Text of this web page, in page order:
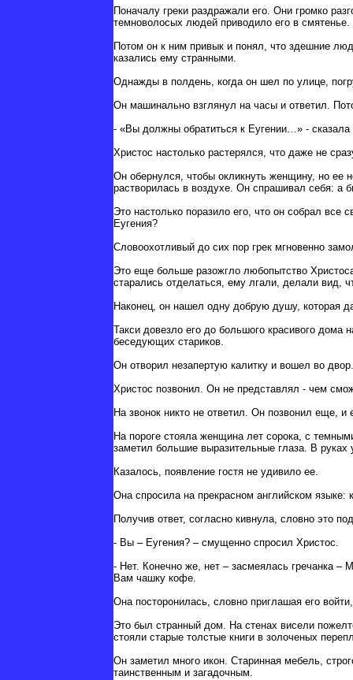
Поначалу греки раздражали его. Они громко
темноволосых людей приводило его в смятенье.
Потом он к ним привык и понял, что здешние
казались ему странными.
Однажды в полдень, когда он шел по улице,
Он машинально взглянул на часы и ответил.
- «Вы должны обратиться к Еугении…» -
Христос настолько растерялся, что даже не
Он обернулся, чтобы окликнуть женщину, но ее
растворилась в воздухе. Он спрашивал себя: а
Это настолько поразило его, что он собрал все
Еугения?
Словоохотливый до сих пор грек мгновенно
Это еще больше разожгло любопытство
старались отделаться, ему лгали, делали вид,
Наконец, он нашел одну добрую душу, которая
Такси довезло его до большого красивого
беседующих стариков.
Он отворил незапертую калитку и вошел во
Христос позвонил. Он не представлял - чем
На звонок никто не ответил. Он позвонил еще,
На пороге стояла женщина лет сорока, с
заметил большие выразительные глаза. В руках
Казалось, появление гостя не удивило ее.
Она спросила на прекрасном английском языке:
Получив ответ, согласно кивнула, словно это
- Вы – Еугения? – смущенно спросил Христос.
- Нет. Конечно же, нет – засмеялась гречанка –
Вам чашку кофе.
Она посторонилась, словно приглашая его
Это был странный дом. На стенах висели
стояли старые толстые книги в золоченых
Он заметил много икон. Старинная мебель,
таинственным и загадочным.